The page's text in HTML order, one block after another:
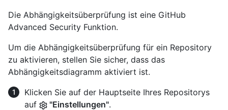
Die Abhängigkeitsüberprüfung ist eine GitHub
Advanced Security Funktion.
Um die Abhängigkeitsüberprüfung für ein Repository
zu aktivieren, stellen Sie sicher, dass das
Abhängigkeitsdiagramm aktiviert ist.
Klicken Sie auf der Hauptseite Ihres Repositorys
auf
"Einstellungen".